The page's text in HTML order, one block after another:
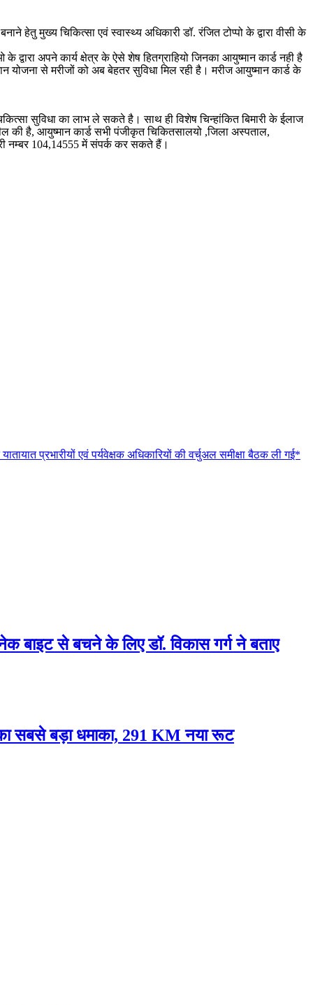
हेतु मुख्य चिकित्सा एवं स्वास्थ्य अधिकारी डॉ. रंजित टोप्पो के द्वारा वीसी के
अपने कार्य क्षेत्र के ऐसे शेष हितग्राहियो जिनका आयुष्मान कार्ड नही है
योजना से मरीजों को अब बेहतर सुविधा मिल रही है। मरीज आयुष्मान कार्ड के
सुविधा का लाभ ले सकते है। साथ ही विशेष चिन्हांकित बिमारी के ईलाज
की है, आयुष्मान कार्ड सभी पंजीकृत चिकितसालयो ,जिला अस्पताल,
नम्बर 104,14555 में संपर्क कर सकते हैं।
प्रभारीयों एवं पर्यवेक्षक अधिकारियों की वर्चुअल समीक्षा बैठक ली गई*
बाइट से बचने के लिए डॉ. विकास गर्ग ने बताए
सबसे बड़ा धमाका, 291 KM नया रूट